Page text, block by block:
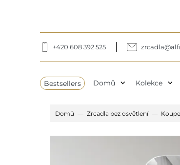
+420 608 392 525
Bestsellers Domů expand_more Kolekce expand_more
Domů Zrcadla bez osvětlení